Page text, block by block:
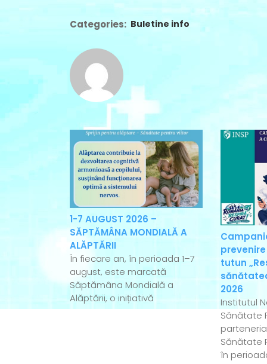
Categories: Buletine info
1-7 AUGUST 2026 –
SĂPTĂMÂNA MONDIALĂ A
ALĂPTĂRII
În fiecare an, în perioada 1–7
august, este marcată
Săptămâna Mondială a
Alăptării, o inițiativă
tutun
2026
Institutul
Sănătate
Sănătate
în